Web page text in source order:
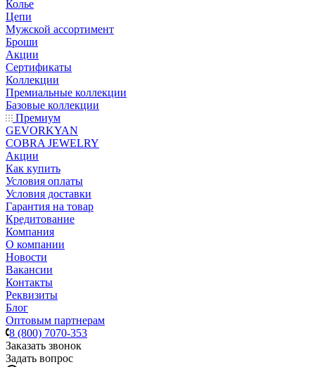
Колье
Цепи
Мужской ассортимент
Броши
Акции
Сертификаты
Коллекции
Премиальные коллекции
Базовые коллекции
Премиум
GEVORKYAN
COBRA JEWELRY
Акции
Как купить
Условия оплаты
Условия доставки
Гарантия на товар
Кредитование
Компания
О компании
Новости
Вакансии
Контакты
Реквизиты
Блог
Оптовым партнерам
8 (800) 7070-353
Заказать звонок
Задать вопрос